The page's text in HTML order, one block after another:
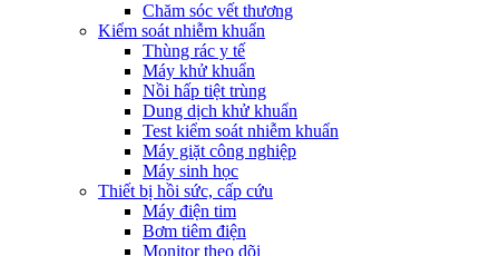
Chăm sóc vết thương
Kiểm soát nhiễm khuẩn
Thùng rác y tế
Máy khử khuẩn
Nồi hấp tiệt trùng
Dung dịch khử khuẩn
Test kiểm soát nhiễm khuẩn
Máy giặt công nghiệp
Máy sinh học
Thiết bị hồi sức, cấp cứu
Máy điện tim
Bơm tiêm điện
Monitor theo dõi